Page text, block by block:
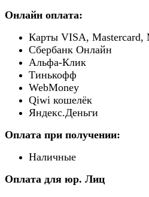
Онлайн оплата:
Карты VISA, Mastercard,
Сбербанк Онлайн
Альфа-Клик
Тинькофф
WebMoney
Qiwi кошелёк
Яндекс.Деньги
Оплата при получении:
Наличные
Оплата для юр. Лиц